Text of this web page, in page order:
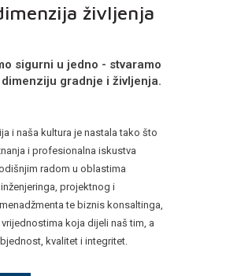
življenja
sigurni u jedno - stvaramo
dimenziju gradnje i življenja.
i naša kultura je nastala tako što
i profesionalna iskustva
radom u oblastima
projektnog i
te biznis konsaltinga,
koja dijeli naš tim, a
kvalitet i integritet.